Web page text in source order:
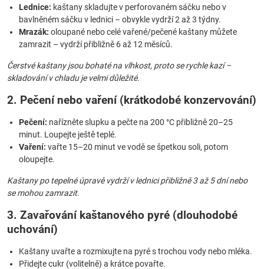
Lednice: kaštany skladujte v perforovaném sáčku nebo v
bavlněném sáčku v lednici – obvykle vydrží 2 až 3 týdny.
Mrazák: oloupané nebo celé vařené/pečené kaštany můžete
zamrazit – vydrží přibližně 6 až 12 měsíců.
Čerstvé kaštany jsou bohaté na vlhkost, proto se rychle kazí –
skladování v chladu je velmi důležité.
2. Pečení nebo vaření (krátkodobé konzervování)
Pečení: nařízněte slupku a pečte na 200 °C přibližně 20–25
minut. Loupejte ještě teplé.
Vaření: vařte 15–20 minut ve vodě se špetkou soli, potom
oloupejte.
Kaštany po tepelné úpravě vydrží v lednici přibližně 3 až 5 dní nebo
se mohou zamrazit.
3. Zavařování kaštanového pyré (dlouhodobé
uchování)
Kaštany uvařte a rozmixujte na pyré s trochou vody nebo mléka.
Přidejte cukr (volitelně) a krátce povařte.